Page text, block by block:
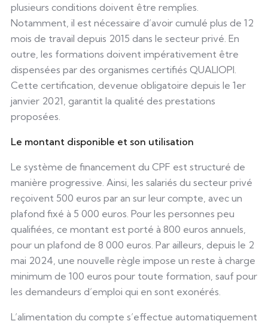
plusieurs conditions doivent être remplies.
Notamment, il est nécessaire d’avoir cumulé plus de 12
mois de travail depuis 2015 dans le secteur privé. En
outre, les formations doivent impérativement être
dispensées par des organismes certifiés QUALIOPI.
Cette certification, devenue obligatoire depuis le 1er
janvier 2021, garantit la qualité des prestations
proposées.
Le montant disponible et son utilisation
Le système de financement du CPF est structuré de
manière progressive. Ainsi, les salariés du secteur privé
reçoivent 500 euros par an sur leur compte, avec un
plafond fixé à 5 000 euros. Pour les personnes peu
qualifiées, ce montant est porté à 800 euros annuels,
pour un plafond de 8 000 euros. Par ailleurs, depuis le 2
mai 2024, une nouvelle règle impose un reste à charge
minimum de 100 euros pour toute formation, sauf pour
les demandeurs d’emploi qui en sont exonérés.
L’alimentation du compte s’effectue automatiquement